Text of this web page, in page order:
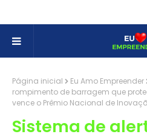
Página inicial Eu Amo Empreender
rompimento de barragem que
vence o Prêmio Nacional de
Sistema de